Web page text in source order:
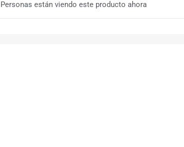
Personas están viendo este producto ahora